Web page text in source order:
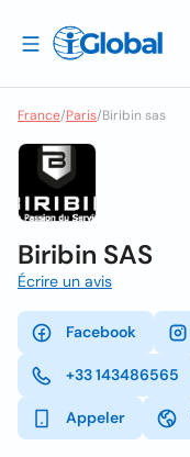
France/Paris/Biribin sas
Biribin SAS
Écrire un avis
Facebook
+33 143486565
Appeler